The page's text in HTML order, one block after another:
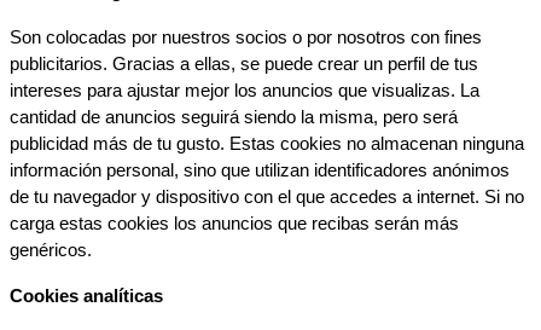
Son colocadas por nuestros socios o por nosotros con fines
publicitarios. Gracias a ellas, se puede crear un perfil de tus
intereses para ajustar mejor los anuncios que visualizas. La
cantidad de anuncios seguirá siendo la misma, pero será
publicidad más de tu gusto. Estas cookies no almacenan ninguna
información personal, sino que utilizan identificadores anónimos
de tu navegador y dispositivo con el que accedes a internet. Si no
carga estas cookies los anuncios que recibas serán más
genéricos.
Cookies analíticas